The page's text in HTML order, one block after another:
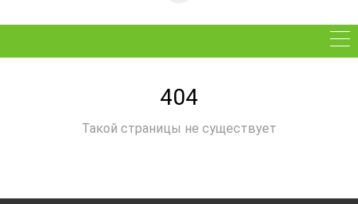
404
Такой страницы не существует